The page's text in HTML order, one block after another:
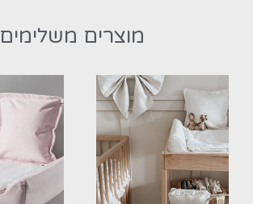
מוצרים משלימים